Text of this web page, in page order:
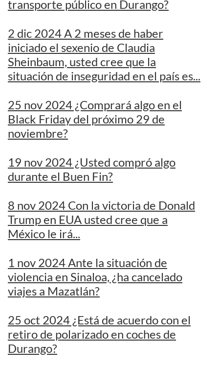
transporte público en Durango?
2 dic 2024 A 2 meses de haber
iniciado el sexenio de Claudia
Sheinbaum, usted cree que la
situación de inseguridad en el país es...
25 nov 2024 ¿Comprará algo en el
Black Friday del próximo 29 de
noviembre?
19 nov 2024 ¿Usted compró algo
durante el Buen Fin?
8 nov 2024 Con la victoria de Donald
Trump en EUA usted cree que a
México le irá...
1 nov 2024 Ante la situación de
violencia en Sinaloa, ¿ha cancelado
viajes a Mazatlán?
25 oct 2024 ¿Está de acuerdo con el
retiro de polarizado en coches de
Durango?